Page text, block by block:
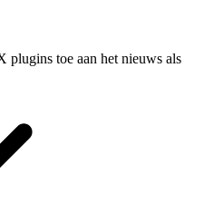
plugins toe aan het nieuws als